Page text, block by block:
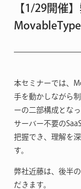
【1/29開催
本セミナーでは、
手を動かしながら
ーの二部構成となっ
サーバー不要の
把握でき、理解を
す。
弊社近藤は、後半
だきます。